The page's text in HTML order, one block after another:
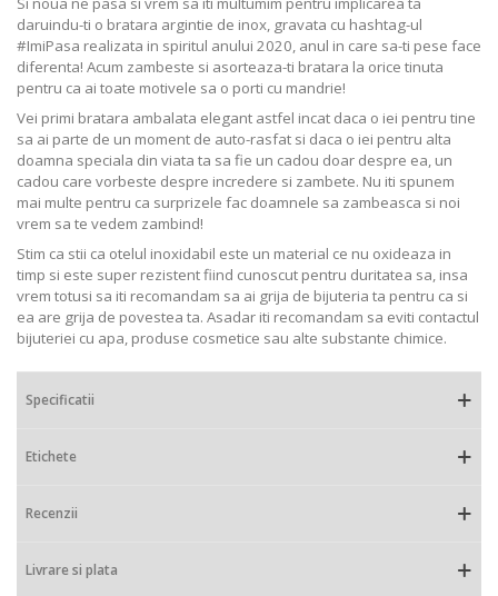
daruindu-ti o bratara argintie de inox, gravata cu hashtag-ul
#ImiPasa realizata in spiritul anului 2020, anul in care sa-ti pese face
diferenta! Acum zambeste si asorteaza-ti bratara la orice tinuta
pentru ca ai toate motivele sa o porti cu mandrie!
Vei primi bratara ambalata elegant astfel incat daca o iei pentru tine
sa ai parte de un moment de auto-rasfat si daca o iei pentru alta
doamna speciala din viata ta sa fie un cadou doar despre ea, un
cadou care vorbeste despre incredere si zambete. Nu iti spunem
mai multe pentru ca surprizele fac doamnele sa zambeasca si noi
vrem sa te vedem zambind!
Stim ca stii ca otelul inoxidabil este un material ce nu oxideaza in
timp si este super rezistent fiind cunoscut pentru duritatea sa, insa
vrem totusi sa iti recomandam sa ai grija de bijuteria ta pentru ca si
ea are grija de povestea ta. Asadar iti recomandam sa eviti contactul
bijuteriei cu apa, produse cosmetice sau alte substante chimice.
Specificatii
Etichete
Recenzii
Livrare si plata